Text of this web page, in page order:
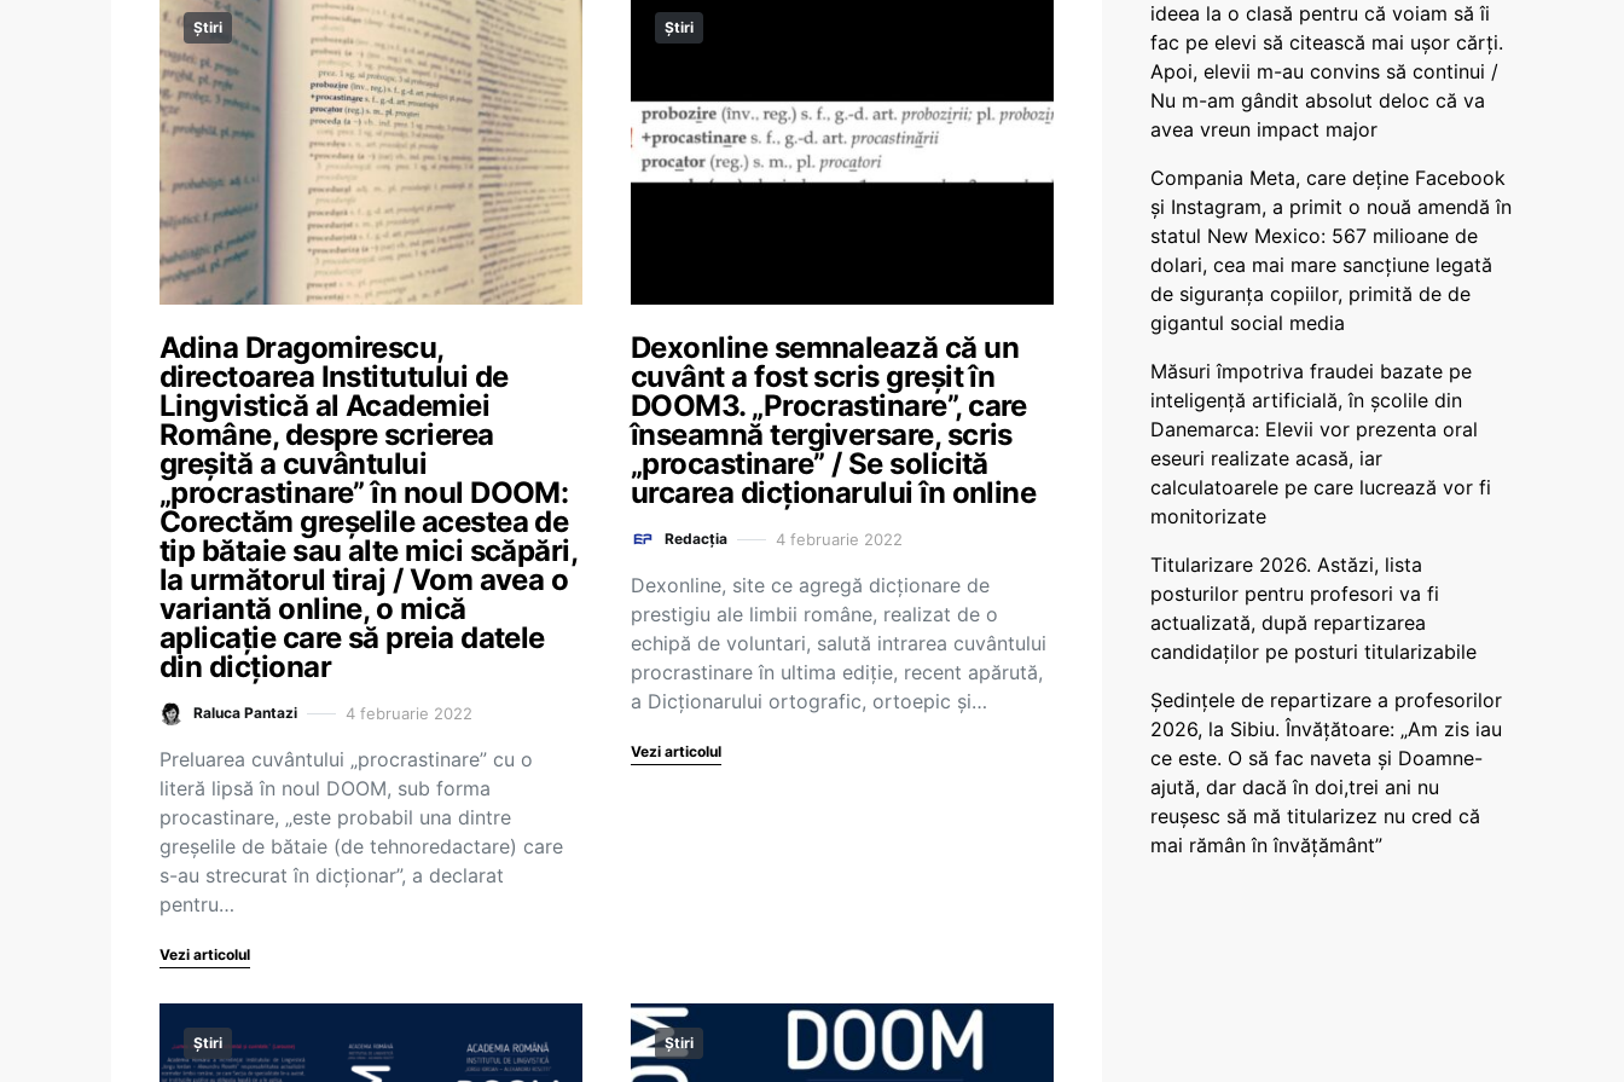
Știri
Adina Dragomirescu,
directoarea Institutului de
Lingvistică al Academiei
Române, despre scrierea
greșită a cuvântului
„procrastinare” în noul DOOM:
Corectăm greșelile acestea de
tip bătaie sau alte mici scăpări,
la următorul tiraj / Vom avea o
variantă online, o mică
aplicație care să preia datele
din dicționar
Raluca Pantazi 4 februarie 2022
Preluarea cuvântului „procrastinare” cu o
literă lipsă în noul DOOM, sub forma
procastinare, „este probabil una dintre
greșelile de bătaie (de tehnoredactare) care
s-au strecurat în dicționar”, a declarat
pentru…
Vezi articolul
Știri
Dexonline semnalează că un
cuvânt a fost scris greșit în
DOOM3. „Procrastinare”, care
înseamnă tergiversare, scris
„procastinare” / Se solicită
urcarea dicționarului în online
Redacția 4 februarie 2022
Dexonline, site ce agregă dicționare de
prestigiu ale limbii române, realizat de o
echipă de voluntari, salută intrarea cuvântului
procrastinare în ultima ediție, recent apărută,
a Dicționarului ortografic, ortoepic și…
Vezi articolul
Știri Știri
ideea la o clasă pentru că voiam să îi
fac pe elevi să citească mai ușor cărți.
Apoi, elevii m-au convins să continui /
Nu m-am gândit absolut deloc că va
avea vreun impact major
Compania Meta, care deține Facebook
și Instagram, a primit o nouă amendă în
statul New Mexico: 567 milioane de
dolari, cea mai mare sancțiune legată
de siguranța copiilor, primită de de
gigantul social media
Măsuri împotriva fraudei bazate pe
inteligență artificială, în școlile din
Danemarca: Elevii vor prezenta oral
eseuri realizate acasă, iar
calculatoarele pe care lucrează vor fi
monitorizate
Titularizare 2026. Astăzi, lista
posturilor pentru profesori va fi
actualizată, după repartizarea
candidaților pe posturi titularizabile
Ședințele de repartizare a profesorilor
2026, la Sibiu. Învățătoare: „Am zis iau
ce este. O să fac naveta și Doamne-
ajută, dar dacă în doi,trei ani nu
reușesc să mă titularizez nu cred că
mai rămân în învățământ”